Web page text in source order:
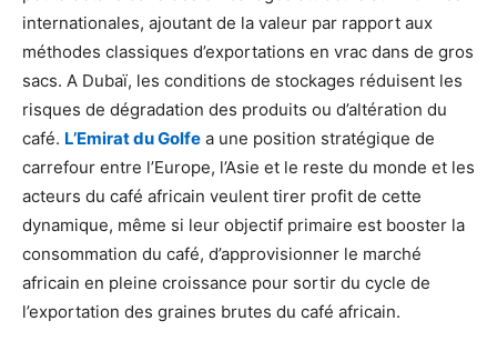
internationales, ajoutant de la valeur par rapport aux
méthodes classiques d’exportations en vrac dans de gros
sacs. A Dubaï, les conditions de stockages réduisent les
risques de dégradation des produits ou d’altération du
café. L’Emirat du Golfe a une position stratégique de
carrefour entre l’Europe, l’Asie et le reste du monde et les
acteurs du café africain veulent tirer profit de cette
dynamique, même si leur objectif primaire est booster la
consommation du café, d’approvisionner le marché
africain en pleine croissance pour sortir du cycle de
l’exportation des graines brutes du café africain.